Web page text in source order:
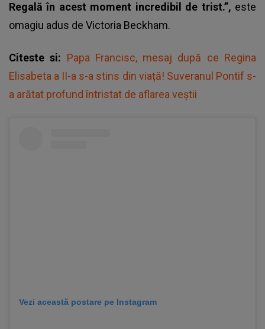
Regală în acest moment incredibil de trist.”, este
omagiu adus de Victoria Beckham.
Citeste si: Papa Francisc, mesaj după ce Regina
Elisabeta a II-a s-a stins din viață! Suveranul Pontif s-
a arătat profund întristat de aflarea veștii
Vezi această postare pe Instagram